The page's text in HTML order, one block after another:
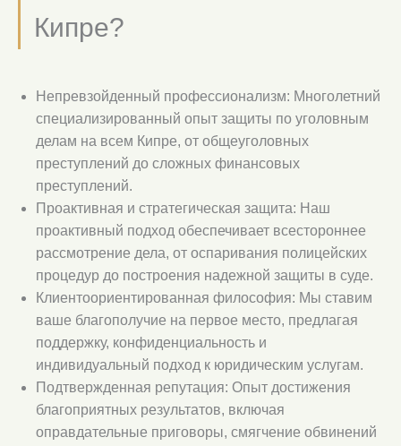
Кипре?
Непревзойденный профессионализм: Многолетний
специализированный опыт защиты по уголовным
делам на всем Кипре, от общеуголовных
преступлений до сложных финансовых
преступлений.
Проактивная и стратегическая защита: Наш
проактивный подход обеспечивает всестороннее
рассмотрение дела, от оспаривания полицейских
процедур до построения надежной защиты в суде.
Клиентоориентированная философия: Мы ставим
ваше благополучие на первое место, предлагая
поддержку, конфиденциальность и
индивидуальный подход к юридическим услугам.
Подтвержденная репутация: Опыт достижения
благоприятных результатов, включая
оправдательные приговоры, смягчение обвинений